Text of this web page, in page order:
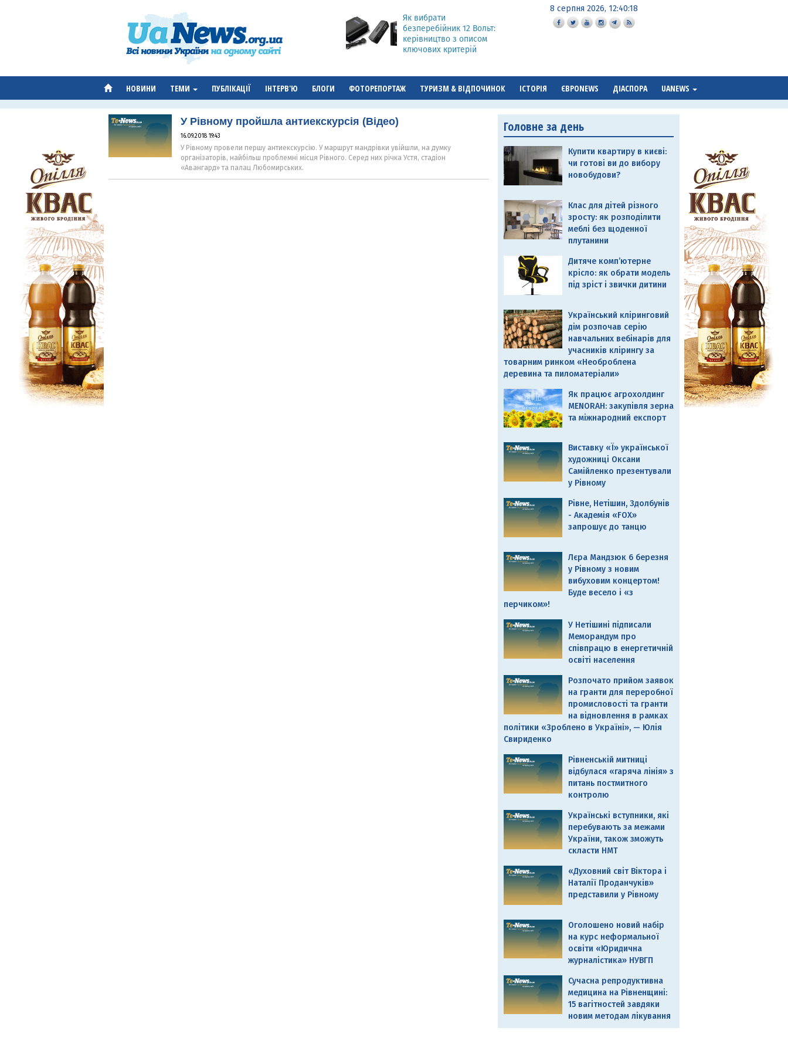
Як вибрати
безперебійник 12 Вольт:
керівництво з описом
ключових критерій
8 серпня 2026, 12:40:18
НОВИНИ ТЕМИ ПУБЛІКАЦІЇ ІНТЕРВ'Ю БЛОГИ ФОТОРЕПОРТАЖ ТУРИЗМ & ВІДПОЧИНОК ІСТОРІЯ ЄВРОNEWS ДІАСПОРА UANEWS
У Рівному пройшла антиекскурсія (Відео)
16.09.2018 19:43
У Рівному провели першу антиекскурсію. У маршрут мандрівки увійшли, на думку
організаторів, найбільш проблемні місця Рівного. Серед них річка Устя, стадіон
«Авангард» та палац Любомирських.
Головне за день
Купити квартиру в києві:
чи готові ви до вибору
новобудови?
Клас для дітей різного
зросту: як розподілити
меблі без щоденної
плутанини
Дитяче комп’ютерне
крісло: як обрати модель
під зріст і звички дитини
Український кліринговий
дім розпочав серію
навчальних вебінарів для
учасників клірингу за
товарним ринком «Необроблена
деревина та пиломатеріали»
Як працює агрохолдинг
MENORAH: закупівля зерна
та міжнародний експорт
Виставку «Ї» української
художниці Оксани
Самійленко презентували
у Рівному
Рівне, Нетішин, Здолбунів
- Академія «FOX»
запрошує до танцю
Лєра Мандзюк 6 березня
у Рівному з новим
вибуховим концертом!
Буде весело і «з
перчиком»!
У Нетішині підписали
Меморандум про
співпрацю в енергетичній
освіті населення
Розпочато прийом заявок
на гранти для переробної
промисловості та гранти
на відновлення в рамках
політики «Зроблено в Україні», — Юлія
Свириденко
Рівненській митниці
відбулася «гаряча лінія» з
питань постмитного
контролю
Українські вступники, які
перебувають за межами
України, також зможуть
скласти НМТ
«Духовний світ Віктора і
Наталії Проданчуків»
представили у Рівному
Оголошено новий набір
на курс неформальної
освіти «Юридична
журналістика» НУВГП
Сучасна репродуктивна
медицина на Рівненщині:
15 вагітностей завдяки
новим методам лікування